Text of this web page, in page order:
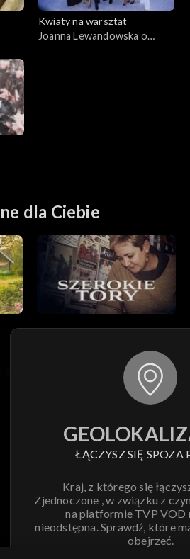
Kwiaty na warsztat
Joanna Lewandowska o
dla Ciebie
ŁĄCZYSZ SIĘ SPOZA
Kraj, z którego się
Zjednoczone , w związku z
na platformie TVP VOD
nieodstępna. Sprawdź, które
obejrzeć.